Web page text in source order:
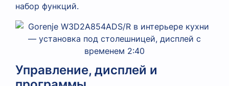
набор функций.
Управление, дисплей и